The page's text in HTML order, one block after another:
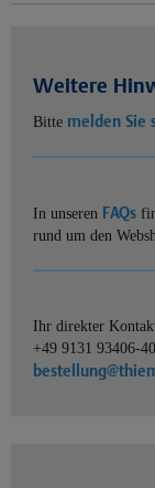
Weitere
Bitte melden Sie
In unseren FAQs
rund um den
Ihr direkter
+49 9131 93406-40